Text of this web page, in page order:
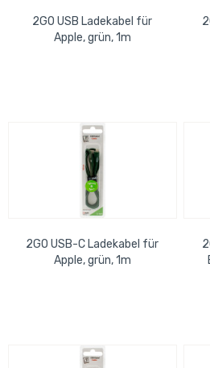
2GO USB Ladekabel für
Apple, grün, 1m
2GO USB-C Ladekabel für
Apple, grün, 1m